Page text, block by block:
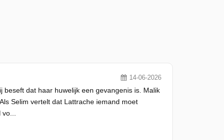
14-06-2026
dat haar huwelijk een gevangenis is. Malik
Selim vertelt dat Lattrache iemand moet